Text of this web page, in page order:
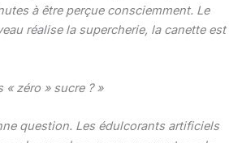
à être perçue consciemment. Le
réalise la supercherie, la canette est
« zéro » sucre ? »
question. Les édulcorants artificiels